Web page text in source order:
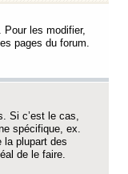
les modifier,
pages du forum.
Si c’est le cas,
spécifique, ex.
la plupart des
de le faire.